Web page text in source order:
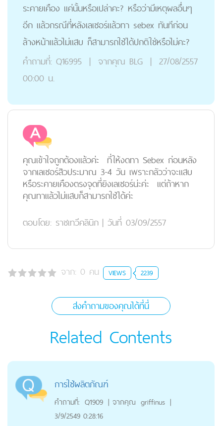
ระคายเคือง แค่นั้นหรือเปล่าคะ? หรือว่ามีเหตุผลอื่นๆ
อีก แล้วกรณีที่หลังเลเซอร์แล้วทา sebex ทันทีก่อน
ล้างหน้าแล้วไม่แสบ ก็สามารถใช้ได้ปกติใช่หรือไม่คะ?
คำถามที่: Q16995 | จากคุณ BLG | 27/08/2557
00:00 น.
คุณเข้าใจถูกต้องแล้วค่ะ ที่ให้งดทา Sebex ก่อนหลัง
จากเลเซอร์สิวประมาณ 3-4 วัน เพราะกลัวว่าจะแสบ
หรือระคายเคืองตรงจุดที่ยิงเลเซอร์น่ะค่ะ แต่ถ้าหาก
คุณทาแล้วไม่แสบก็สามารถใช้ได้ค่ะ
ตอบโดย: ราชเทวีคลินิก | วันที่ 03/09/2557
จาก: 0 คน VIEWS 2239
ส่งคำถามของคุณได้ที่นี่
Related Contents
การใช้ผลิตภัณฑ์
คำถามที่: Q1909 | จากคุณ griffinus |
3/9/2549 0:28:16